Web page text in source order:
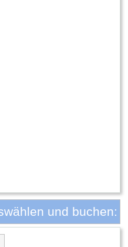
und buchen: